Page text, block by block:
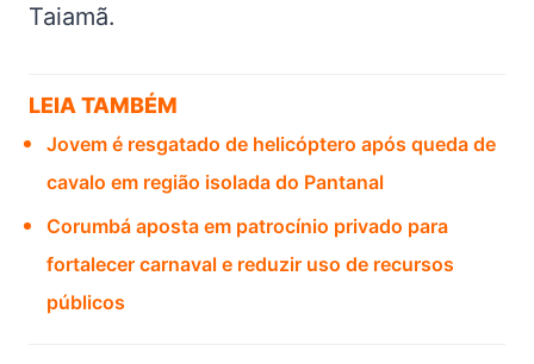
Taiamã.
LEIA TAMBÉM
Jovem é resgatado de helicóptero após queda de
cavalo em região isolada do Pantanal
Corumbá aposta em patrocínio privado para
fortalecer carnaval e reduzir uso de recursos
públicos